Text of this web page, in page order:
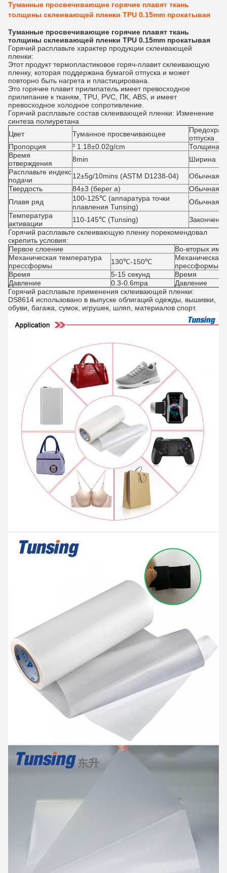
Туманные просвечивающие горячие плавят ткань
толщины склеивающей пленки TPU 0.15mm прокатывая
Туманные просвечивающие горячие плавят ткань
толщины склеивающей пленки TPU 0.15mm прокатывая
Горячий расплавьте характер продукции склеивающей
пленки:
Этот продукт термопластиковое горяч-плавит склеивающую
пленку, которая поддержана бумагой отпуска и может
повторно быть нагрета и пластицирована.
Это горячее плавит прилипатель имеет превосходное
прилипание к тканям, TPU, PVC, ПК, ABS, и имеет
превосходное холодное сопротивление.
Горячий расплавьте состав склеивающей пленки: Изменение
синтеза полиуретана
Цвет
Туманное просвечивающее
отпуска
Пропорция
³ 1.18±0.02g/cm
Толщина
Время
отверждения
8min
Ширина
Расплавьте индекс
подачи
12±5g/10mins (ASTM D1238-04)
Обычная
Твердость
84±3 (берег a)
Обычная
Плавя ряд
100-125℃ (аппаратура точки
плавления Tunsing)
Обычная
Температура
активации
110-145℃ (Tunsing)
Горячий расплавьте склеивающую пленку порекомендовал
скрепить условия:
Первое слоение
Во-вторых
Механическая температура
прессформы
130℃-150℃
Механическая
прессформы
Время
5-15 секунд
Время
Давление
0.3-0.6mpa
Давление
Горячий расплавьте применения склеивающей пленки:
DS8614 использовано в выпуске облигаций одежды, вышивки,
обуви, багажа, сумок, игрушек, шляп, материалов спорт.